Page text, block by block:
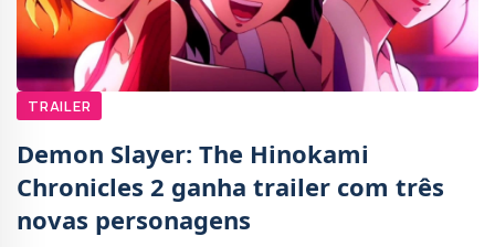
TRAILER
Demon Slayer: The Hinokami
Chronicles 2 ganha trailer com três
novas personagens